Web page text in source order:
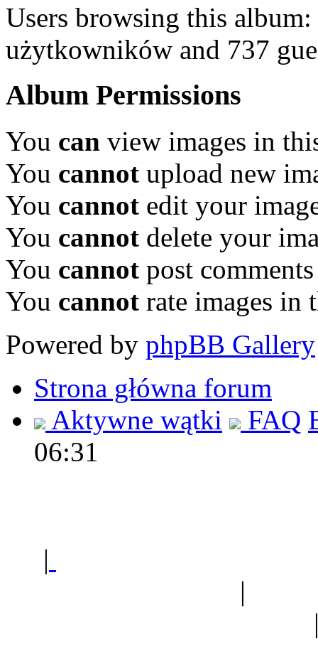
Users browsing this
użytkowników and 737
Album Permissions
You can view images in
You cannot upload new
You cannot edit your
You cannot delete your
You cannot post
You cannot rate images in
Powered by phpBB Gallery
Strona główna forum
Aktywne wątki
FAQ
06:31
|
|